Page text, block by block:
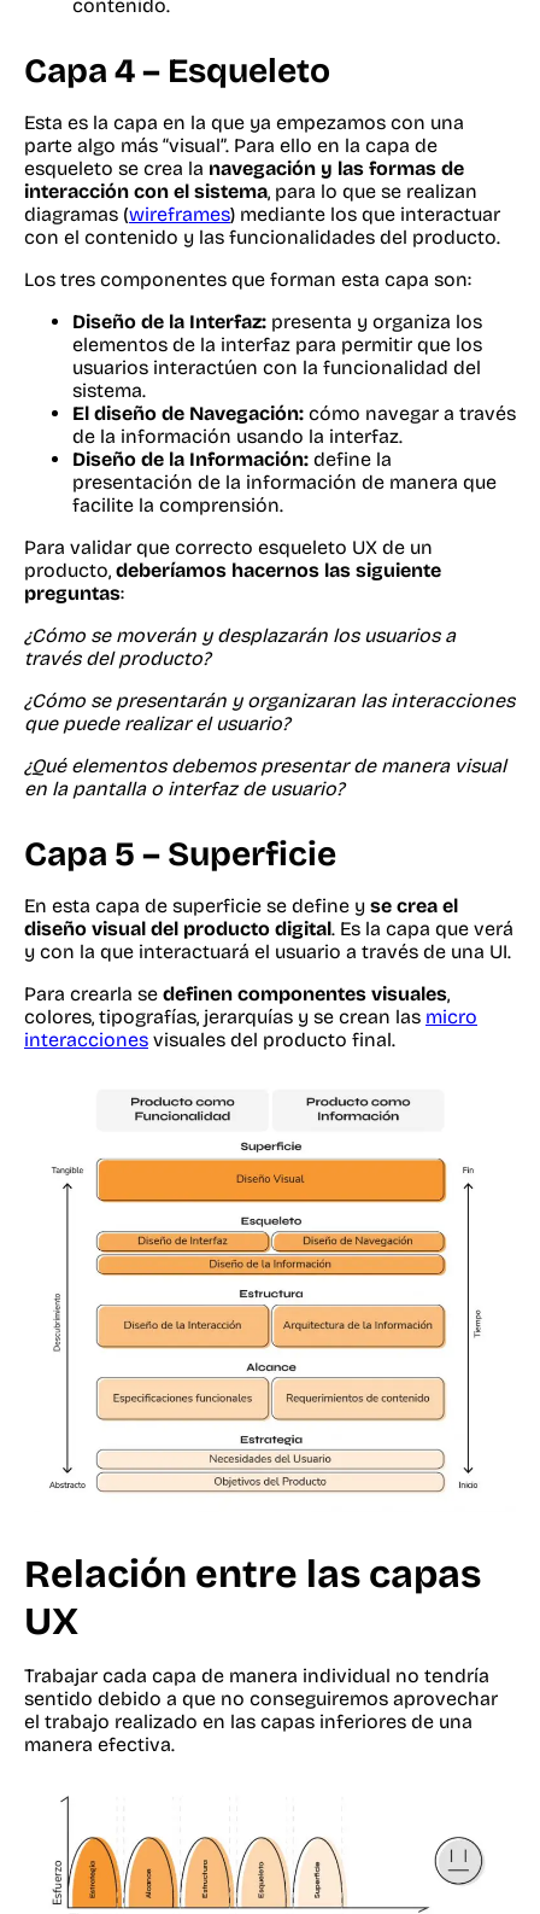
contenido.
Capa 4 – Esqueleto
Esta es la capa en la que ya empezamos con una
parte algo más “visual”. Para ello en la capa de
esqueleto se crea la navegación y las formas de
interacción con el sistema, para lo que se realizan
diagramas (wireframes) mediante los que interactuar
con el contenido y las funcionalidades del producto.
Los tres componentes que forman esta capa son:
Diseño de la Interfaz: presenta y organiza los
elementos de la interfaz para permitir que los
usuarios interactúen con la funcionalidad del
sistema.
El diseño de Navegación: cómo navegar a través
de la información usando la interfaz.
Diseño de la Información: define la
presentación de la información de manera que
facilite la comprensión.
Para validar que correcto esqueleto UX de un
producto, deberíamos hacernos las siguiente
preguntas:
¿Cómo se moverán y desplazarán los usuarios a
través del producto?
¿Cómo se presentarán y organizaran las interacciones
que puede realizar el usuario?
¿Qué elementos debemos presentar de manera visual
en la pantalla o interfaz de usuario?
Capa 5 – Superficie
En esta capa de superficie se define y se crea el
diseño visual del producto digital. Es la capa que verá
y con la que interactuará el usuario a través de una UI.
Para crearla se definen componentes visuales,
colores, tipografías, jerarquías y se crean las micro
interacciones visuales del producto final.
Relación entre las capas
UX
Trabajar cada capa de manera individual no tendría
sentido debido a que no conseguiremos aprovechar
el trabajo realizado en las capas inferiores de una
manera efectiva.